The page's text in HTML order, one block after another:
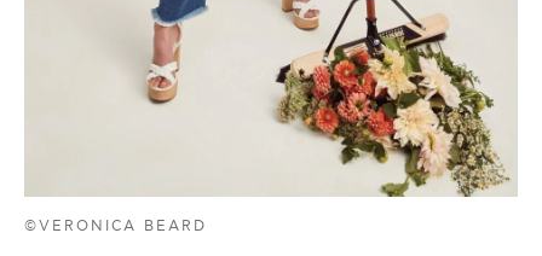
©VERONICA BEARD